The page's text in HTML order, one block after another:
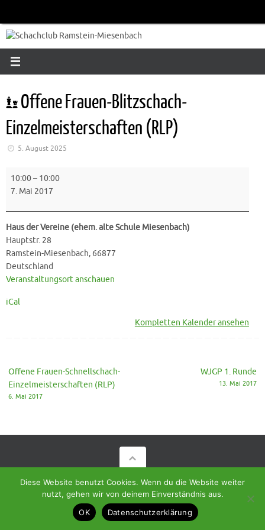
springen
Offene Frauen-Blitzschach-
Einzelmeisterschaften (RLP)
5. August 2025
Offene
Frauen-
Einzelmeisterschaften
(RLP)
10:00– 10:00
7. Mai 2017
Haus der Vereine (ehem. alte Schule Miesenbach)
Hauptstr. 28
Ramstein-Miesenbach, 66877
Deutschland
Veranstaltungsort anschauen
iCal
Kompletten Kalender ansehen
Offene Frauen-Schnellschach-
Einzelmeisterschaften (RLP)
6. Mai 2017
WJGP 1. Runde
13. Mai 2017
Präsentiert vonTempera &WordPress.
Diese Website benutzt Cookies. Wenn du die Website weiter
nutzt, gehen wir von deinem Einverständnis aus.
OK
Datenschutzerklärung